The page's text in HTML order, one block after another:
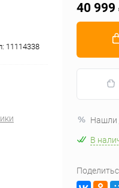
11114338
40 999
Нашли
В